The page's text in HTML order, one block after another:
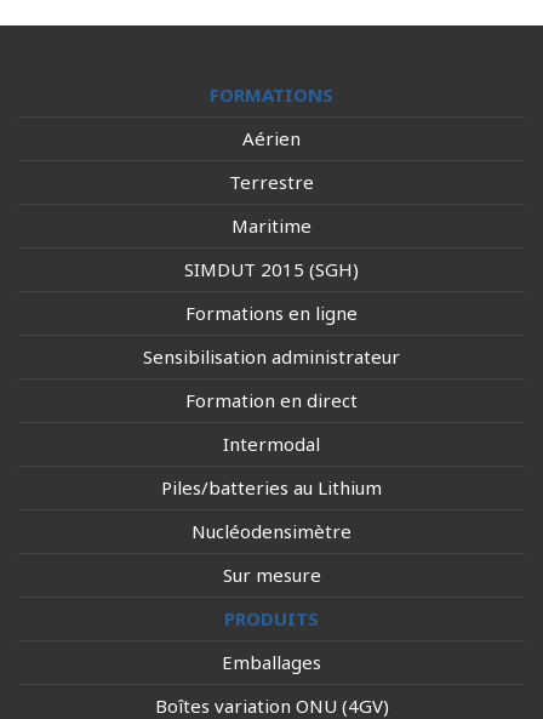
FORMATIONS
Aérien
Terrestre
Maritime
SIMDUT 2015 (SGH)
Formations en ligne
Sensibilisation administrateur
Formation en direct
Intermodal
Piles/batteries au Lithium
Nucléodensimètre
Sur mesure
PRODUITS
Emballages
Boîtes variation ONU (4GV)